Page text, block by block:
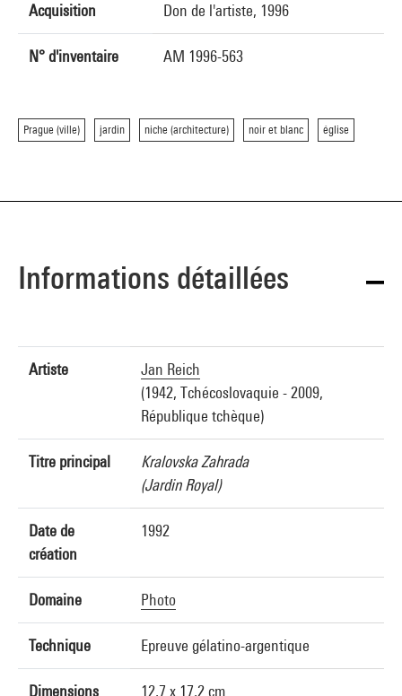
Acquisition Don de l'artiste, 1996
N° d'inventaire AM 1996-563
Prague (ville) jardin niche (architecture) noir et blanc église
Informations détaillées
Artiste
Jan Reich
(1942, Tchécoslovaquie - 2009,
République tchèque)
Titre principal
Kralovska Zahrada
(Jardin Royal)
Date de
création
1992
Domaine Photo
Technique Epreuve gélatino-argentique
Dimensions 12,7 x 17,2 cm